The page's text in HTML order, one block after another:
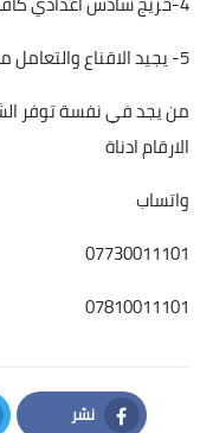
5- يجيد الاقناع والتعامل مع العميل
من يجد في نفسة توفر
الارقام ادناة
واتساب
07730011101
07810011101
نشر